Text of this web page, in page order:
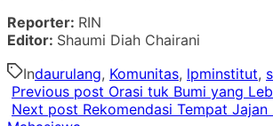
Reporter: RIN
Editor: Shaumi Diah Chairani
Indaurulang, Komunitas, lpminstitut,
Previous post Orasi tuk Bumi yang
Next post Rekomendasi Tempat Jajan